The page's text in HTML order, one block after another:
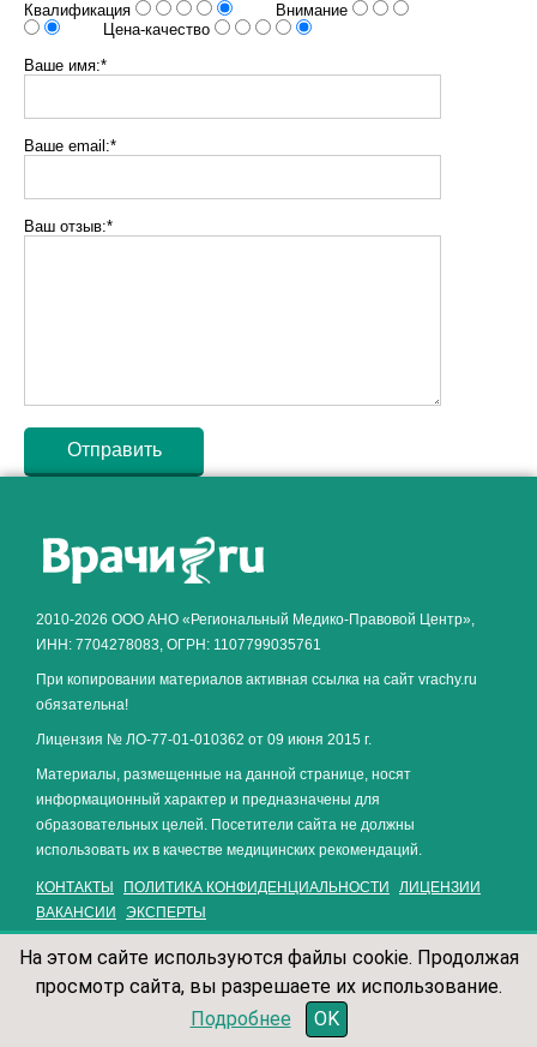
Квалификация
Внимание
Цена-качество
Ваше имя:*
Ваше email:*
Ваш отзыв:*
2010-2026 ООО АНО «Региональный Медико-Правовой Центр»,
ИНН: 7704278083, ОГРН: 1107799035761
При копировании материалов активная ссылка на сайт vrachy.ru
обязательна!
Лицензия № ЛО-77-01-010362 от 09 июня 2015 г.
Материалы, размещенные на данной странице, носят
информационный характер и предназначены для
образовательных целей. Посетители сайта не должны
использовать их в качестве медицинских рекомендаций.
КОНТАКТЫ ПОЛИТИКА КОНФИДЕНЦИАЛЬНОСТИ
ЛИЦЕНЗИИ
ВАКАНСИИ
ЭКСПЕРТЫ
записаться по телефону
На этом сайте используются файлы cookie. Продолжая
просмотр сайта, вы разрешаете их использование.
Подробнее
OK